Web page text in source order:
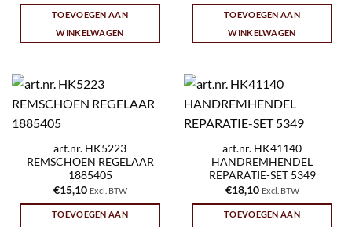
TOEVOEGEN AAN
WINKELWAGEN
TOEVOEGEN AAN
WINKELWAGEN
art.nr. HK5223
REMSCHOEN REGELAAR
1885405
€15,10 Excl. BTW
TOEVOEGEN AAN
art.nr. HK41140
HANDREMHENDEL
REPARATIE-SET 5349
€18,10 Excl. BTW
TOEVOEGEN AAN